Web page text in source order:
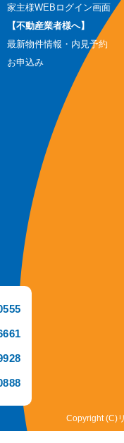
家主様WEBログイン画面
【不動産業者様へ】
最新物件情報・内見予約
お申込み
Copyright (C)